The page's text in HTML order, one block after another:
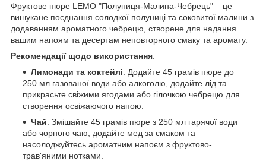
Фруктове пюре LEMO "Полуниця-Малина-Чебрець" – це
вишукане поєднання солодкої полуниці та соковитої малини з
додаванням ароматного чебрецю, створене для надання
вашим напоям та десертам неповторного смаку та аромату.
Рекомендації щодо використання:
Лимонади та коктейлі: Додайте 45 грамів пюре до
250 мл газованої води або алкоголю, додайте лід та
прикрасьте свіжими ягодами або гілочкою чебрецю для
створення освіжаючого напою.
Чай: Змішайте 45 грамів пюре з 250 мл гарячої води
або чорного чаю, додайте мед за смаком та
насолоджуйтесь ароматним напоєм з фруктово-
трав'яними нотками.